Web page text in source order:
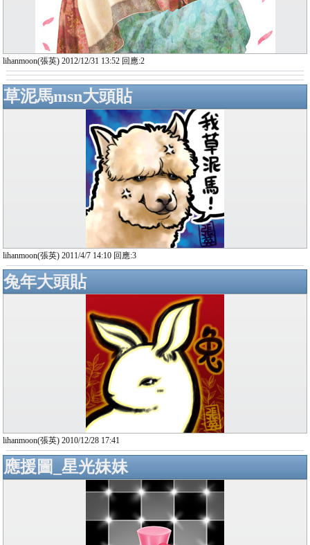
lihanmoon(張英) 2012/12/31 13:52 回應:2
草泥馬msn大頭貼
lihanmoon(張英) 2011/4/7 14:10 回應:3
兔年大頭貼
lihanmoon(張英) 2010/12/28 17:41
應援圖_星光妹妹